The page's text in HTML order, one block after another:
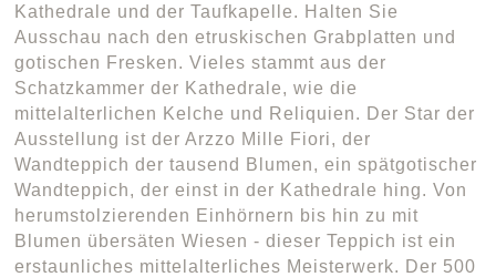
Kathedrale und der Taufkapelle. Halten Sie
Ausschau nach den etruskischen Grabplatten und
gotischen Fresken. Vieles stammt aus der
Schatzkammer der Kathedrale, wie die
mittelalterlichen Kelche und Reliquien. Der Star der
Ausstellung ist der Arzzo Mille Fiori, der
Wandteppich der tausend Blumen, ein spätgotischer
Wandteppich, der einst in der Kathedrale hing. Von
herumstolzierenden Einhörnern bis hin zu mit
Blumen übersäten Wiesen - dieser Teppich ist ein
erstaunliches mittelalterliches Meisterwerk. Der 500